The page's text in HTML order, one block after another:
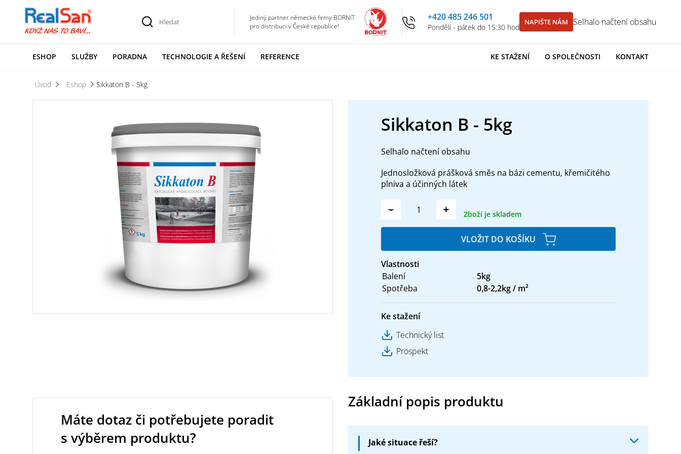
Jediný partner německé firmy BORNIT
pro distribuci v České republice!
+420 485 246 501
Pondělí - pátek do 15:30 hod
NAPIŠTE NÁM Selhalo načtení obsahu
ESHOP SLUŽBY PORADNA TECHNOLOGIE A ŘEŠENÍ REFERENCE KE STAŽENÍ O SPOLEČNOSTI KONTAKT
Úvod Eshop Sikkaton B - 5kg
Sikkaton B - 5kg
Selhalo načtení obsahu
Jednosložková prášková směs na bázi cementu, křemičitého
plniva a účinných látek
- + Zboží je skladem
VLOŽIT DO KOŠÍKU
Vlastnosti
Balení
5kg
Spotřeba
0,8-2,2kg / m²
Ke stažení
Technický list
Prospekt
Základní popis produktu
Jaké situace řeší?
Máte dotaz či potřebujete poradit
s výběrem produktu?